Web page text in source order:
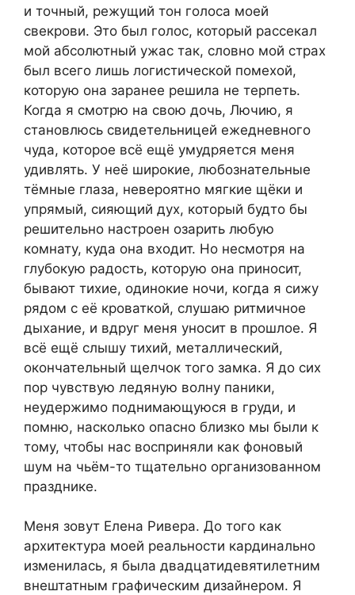
и точный, режущий тон голоса моей
свекрови. Это был голос, который рассекал
мой абсолютный ужас так, словно мой страх
был всего лишь логистической помехой,
которую она заранее решила не терпеть.
Когда я смотрю на свою дочь, Лючию, я
становлюсь свидетельницей ежедневного
чуда, которое всё ещё умудряется меня
удивлять. У неё широкие, любознательные
тёмные глаза, невероятно мягкие щёки и
упрямый, сияющий дух, который будто бы
решительно настроен озарить любую
комнату, куда она входит. Но несмотря на
глубокую радость, которую она приносит,
бывают тихие, одинокие ночи, когда я сижу
рядом с её кроваткой, слушаю ритмичное
дыхание, и вдруг меня уносит в прошлое. Я
всё ещё слышу тихий, металлический,
окончательный щелчок того замка. Я до сих
пор чувствую ледяную волну паники,
неудержимо поднимающуюся в груди, и
помню, насколько опасно близко мы были к
тому, чтобы нас восприняли как фоновый
шум на чьём-то тщательно организованном
празднике.
Меня зовут Елена Ривера. До того как
архитектура моей реальности кардинально
изменилась, я была двадцатидевятилетним
внештатным графическим дизайнером. Я